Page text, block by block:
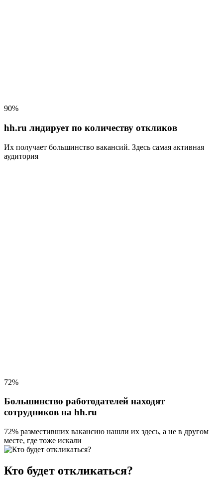
90%
hh.ru лидирует по количеству откликов
Их получает большинство вакансий. Здесь самая активная
аудитория
72%
Большинство работодателей находят
сотрудников на hh.ru
72% разместивших вакансию нашли их здесь, а не в другом
месте, где тоже искали
Кто будет откликаться?